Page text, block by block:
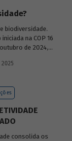
biodiversidade.
na COP 16
de 2024,
sob forma de
o
sobre o
o assunto.
consolida os